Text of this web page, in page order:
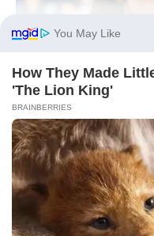
Meghan Markle's
HABERION
A Dying Polar Bear, A